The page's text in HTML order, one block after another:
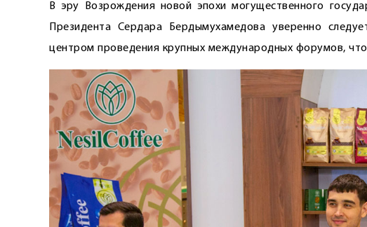
В эру Возрождения новой эпохи могущественного
Президента Сердара Бердымухамедова уверенно
центром проведения крупных международных форумов,